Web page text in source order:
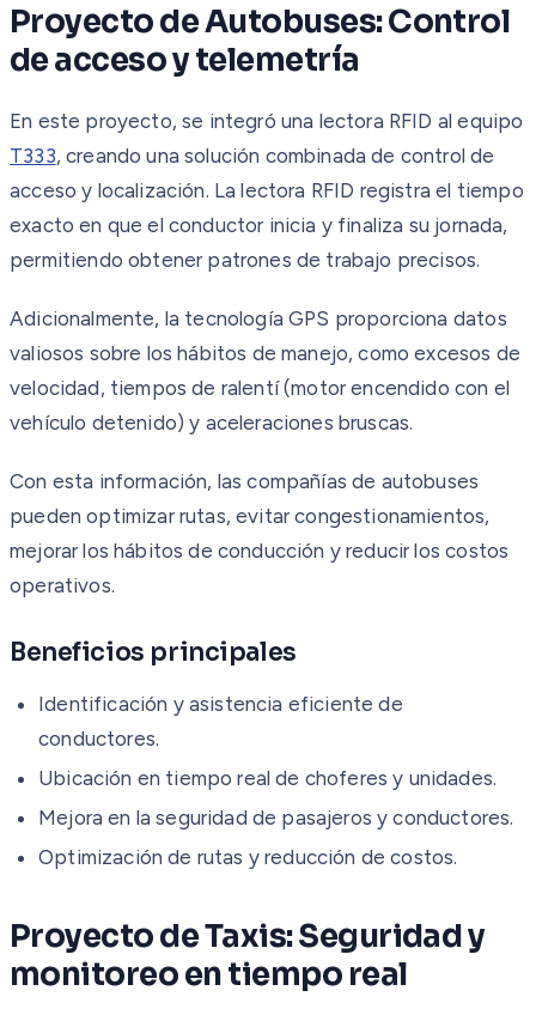
Proyecto de Autobuses: Control
de acceso y telemetría
En este proyecto, se integró una lectora RFID al equipo
T333, creando una solución combinada de control de
acceso y localización. La lectora RFID registra el tiempo
exacto en que el conductor inicia y finaliza su jornada,
permitiendo obtener patrones de trabajo precisos.
Adicionalmente, la tecnología GPS proporciona datos
valiosos sobre los hábitos de manejo, como excesos de
velocidad, tiempos de ralentí (motor encendido con el
vehículo detenido) y aceleraciones bruscas.
Con esta información, las compañías de autobuses
pueden optimizar rutas, evitar congestionamientos,
mejorar los hábitos de conducción y reducir los costos
operativos.
Beneficios principales
Identificación y asistencia eficiente de
conductores.
Ubicación en tiempo real de choferes y unidades.
Mejora en la seguridad de pasajeros y conductores.
Optimización de rutas y reducción de costos.
Proyecto de Taxis: Seguridad y
monitoreo en tiempo real